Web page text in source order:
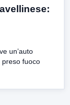
un’auto
preso fuoco